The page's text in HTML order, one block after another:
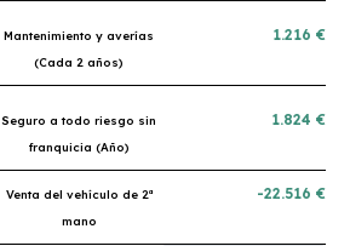
Mantenimiento y averías
(Cada 2 años)
1.216 €
Seguro a todo riesgo sin
franquicia (Año)
1.824 €
Venta del vehículo de 2ª
mano
-22.516 €